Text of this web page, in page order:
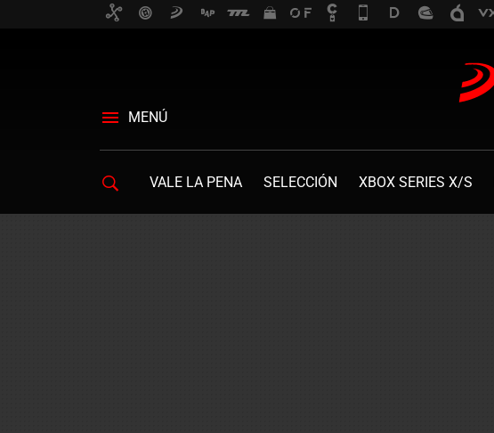
MENÚ
VALE LA PENA SELECCIÓN XBOX SERIES X/S